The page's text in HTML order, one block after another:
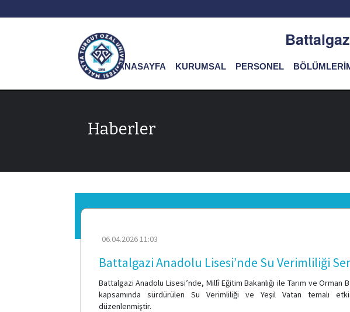
ANASAYFA KURUMSAL PERSONEL
Haberler
06.04.2026 11:03
Battalgazi Anadolu Lisesi’nde Su Verimliliği
Battalgazi Anadolu Lisesi’nde, Millî Eğitim Bakanlığı ile Tarım ve Orman
kapsamında sürdürülen Su Verimliliği ve Yeşil Vatan temalı
düzenlenmiştir.